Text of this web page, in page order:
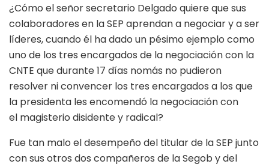
¿Cómo el señor secretario Delgado quiere que sus
colaboradores en la SEP aprendan a negociar y a ser
líderes, cuando él ha dado un pésimo ejemplo como
uno de los tres encargados de la negociación con la
CNTE que durante 17 días nomás no pudieron
resolver ni convencer los tres encargados a los que
la presidenta les encomendó la negociación con
el magisterio disidente y radical?
Fue tan malo el desempeño del titular de la SEP junto
con sus otros dos compañeros de la Segob y del